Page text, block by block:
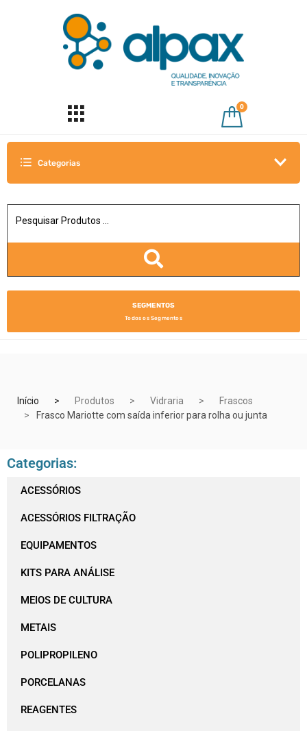
0
Categorias
SEGMENTOS
Todos os Segmentos
Início Produtos Vidraria
Frascos
Frasco Mariotte com saída inferior para rolha ou junta
Categorias:
ACESSÓRIOS
ACESSÓRIOS FILTRAÇÃO
EQUIPAMENTOS
KITS PARA ANÁLISE
MEIOS DE CULTURA
METAIS
POLIPROPILENO
PORCELANAS
REAGENTES